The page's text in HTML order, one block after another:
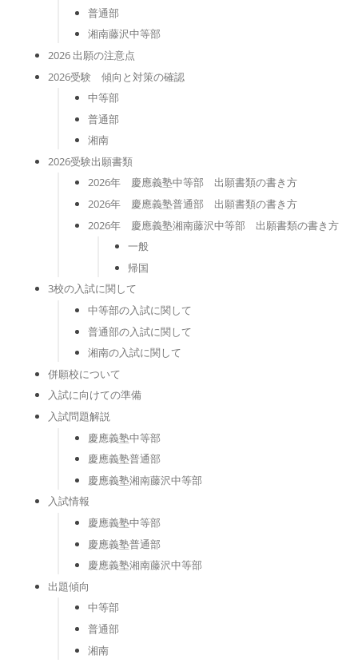
普通部
湘南藤沢中等部
2026 出願の注意点
2026受験 傾向と対策の確認
中等部
普通部
湘南
2026受験出願書類
2026年 慶應義塾中等部 出願書類の書き方
2026年 慶應義塾普通部 出願書類の書き方
2026年 慶應義塾湘南藤沢中等部 出願書類の書き方
一般
帰国
3校の入試に関して
中等部の入試に関して
普通部の入試に関して
湘南の入試に関して
併願校について
入試に向けての準備
入試問題解説
慶應義塾中等部
慶應義塾普通部
慶應義塾湘南藤沢中等部
入試情報
慶應義塾中等部
慶應義塾普通部
慶應義塾湘南藤沢中等部
出題傾向
中等部
普通部
湘南